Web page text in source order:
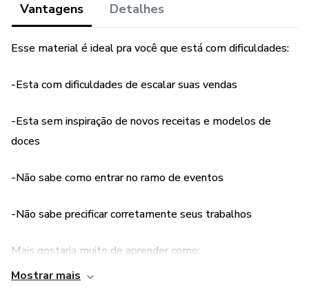
Vantagens Detalhes
Esse material é ideal pra você que está com dificuldades:
-Esta com dificuldades de escalar suas vendas
-Esta sem inspiração de novos receitas e modelos de
doces
-Não sabe como entrar no ramo de eventos
-Não sabe precificar corretamente seus trabalhos
Mais gostaria muito de aprender como:
Mostrar mais